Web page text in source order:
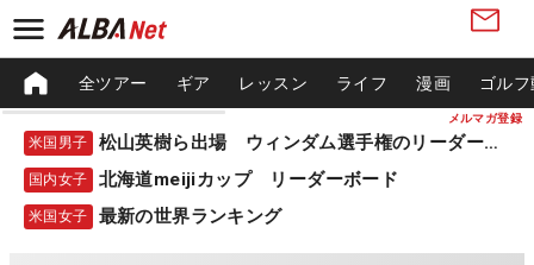
メルマガ登録
全ツアー ギア レッスン ライフ 漫画 ゴル
米国男子 松山英樹ら出場 ウィンダム選手権のリーダーボード
国内女子 北海道meijiカップ リーダーボード
米国女子 最新の世界ランキング